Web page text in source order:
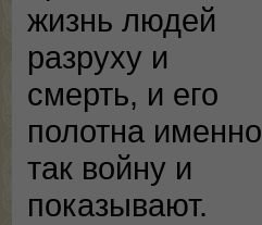
жизнь людей
разруху и
смерть, и его
полотна именно
так войну и
показывают.